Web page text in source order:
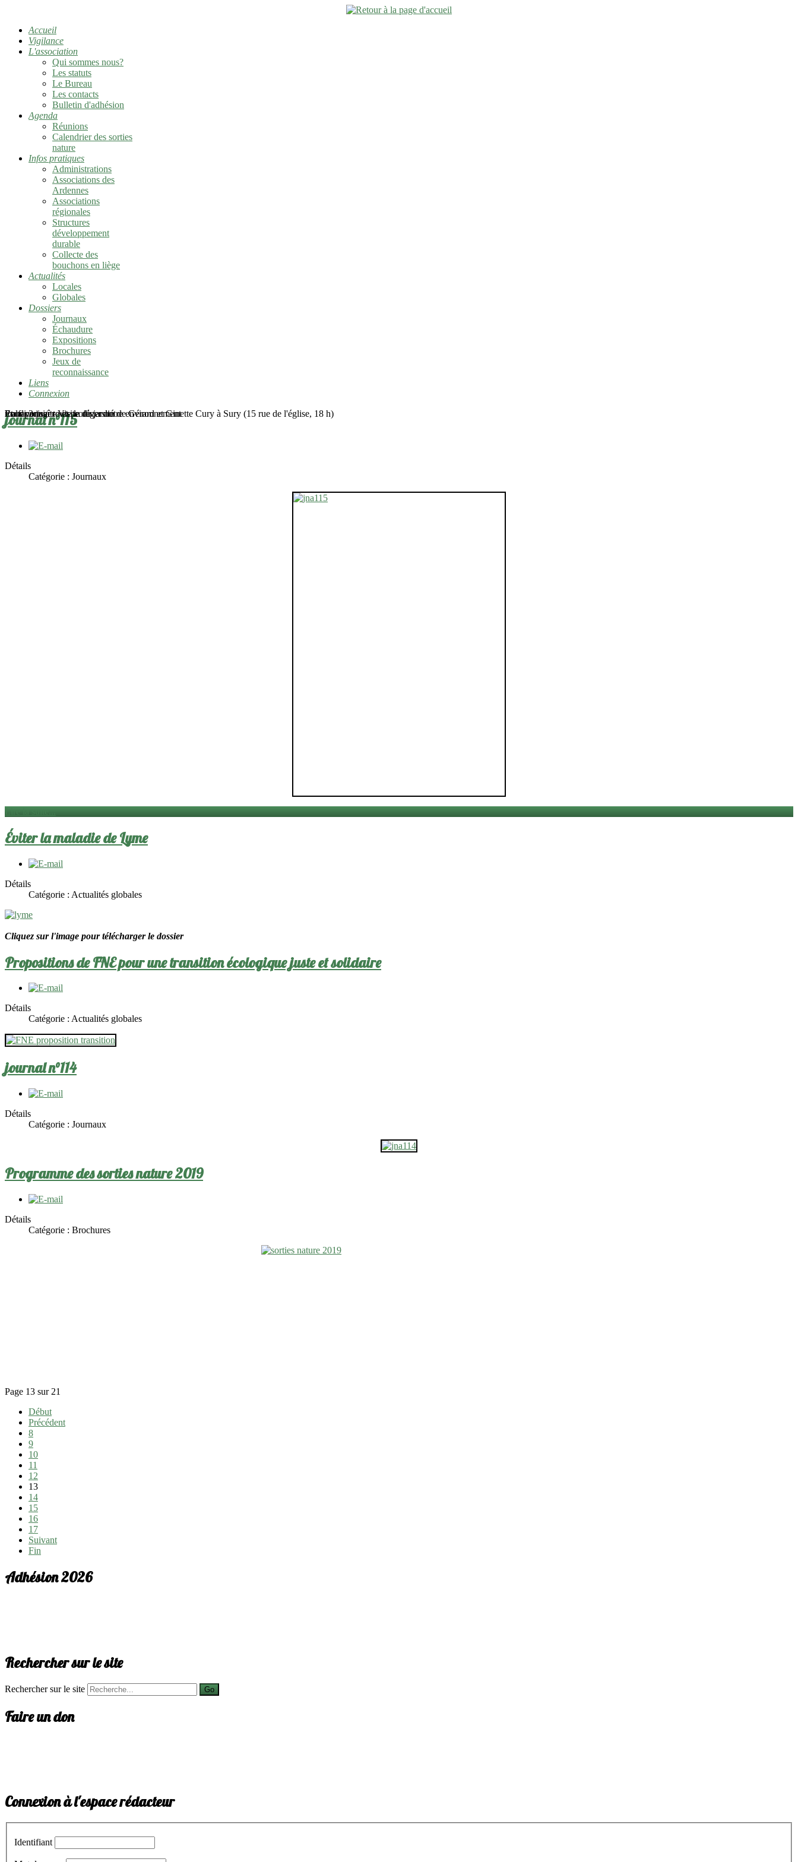
Accueil
Vigilance
L'association
Qui sommes nous?
Les statuts
Le Bureau
Les contacts
Bulletin d'adhésion
Agenda
Réunions
Calendrier des sorties
nature
Infos pratiques
Administrations
Associations des
Ardennes
Associations
régionales
Structures
développement
durable
Collecte des
bouchons en liège
Actualités
Locales
Globales
Dossiers
Journaux
Échaudure
Expositions
Brochures
Jeux de
reconnaissance
Liens
Connexion
mardi 2 juin - Visite du jardin de Gérard et Ginette Cury à Sury (15 rue de l'église, 18 h)
Pour connaître et protéger notre environnement
En favoriser toute la diversité
Et la partager
journal n°115
Détails
Catégorie : Journaux
Lire la suite...
Éviter la maladie de Lyme
Détails
Catégorie : Actualités globales
Cliquez sur l'image pour télécharger le dossier
Propositions de FNE pour une transition écologique juste et solidaire
Détails
Catégorie : Actualités globales
journal n°114
Détails
Catégorie : Journaux
Programme des sorties nature 2019
Détails
Catégorie : Brochures
Page 13 sur 21
Début
Précédent
8
9
10
11
12
13
14
15
16
17
Suivant
Fin
Adhésion 2026
Rechercher sur le site
Rechercher sur le site Go
Faire un don
Connexion à l'espace rédacteur
Identifiant